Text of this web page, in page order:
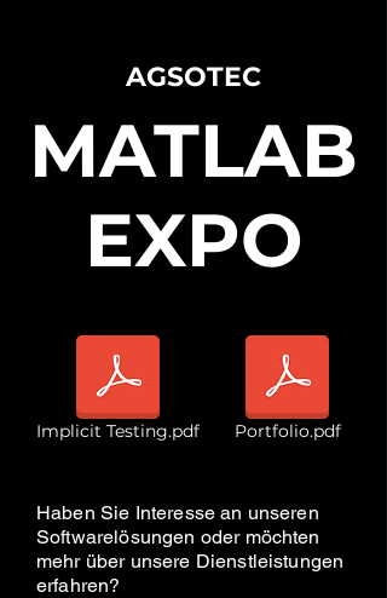
AGSOTEC
MATLAB
EXPO
Implicit Testing.pdf Portfolio.pdf
Haben Sie Interesse an unseren
Softwarelösungen oder möchten
mehr über unsere Dienstleistungen
erfahren?